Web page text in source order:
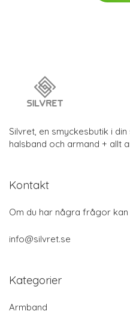
Silvret, en smyckesbutik i
halsband och armand + allt
Kontakt
Om du har några frågor
info@silvret.se
Kategorier
Armband